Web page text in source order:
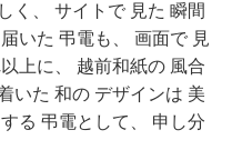
く、 サイトで 見た 瞬間
いた 弔電も、 画面で 見
上に、 越前和紙の 風合
いた 和の デザインは 美
る 弔電として、 申し分